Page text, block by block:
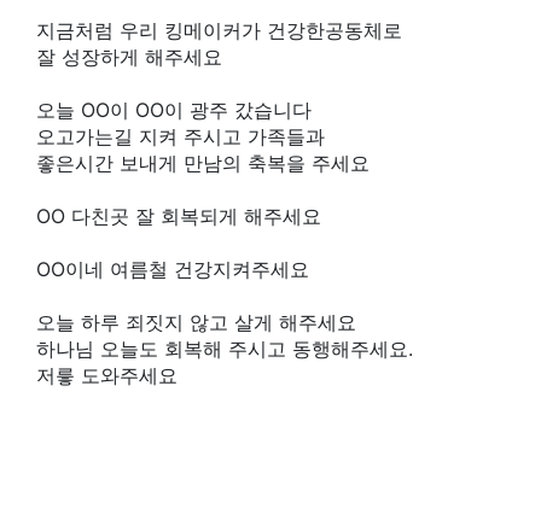
지금처럼 우리 킹메이커가 건강한공동체로
잘 성장하게 해주세요
오늘 OO이 OO이 광주 갔습니다
오고가는길 지켜 주시고 가족들과
좋은시간 보내게 만남의 축복을 주세요
OO 다친곳 잘 회복되게 해주세요
OO이네 여름철 건강지켜주세요
오늘 하루 죄짓지 않고 살게 해주세요
하나님 오늘도 회복해 주시고 동행해주세요.
저릏 도와주세요